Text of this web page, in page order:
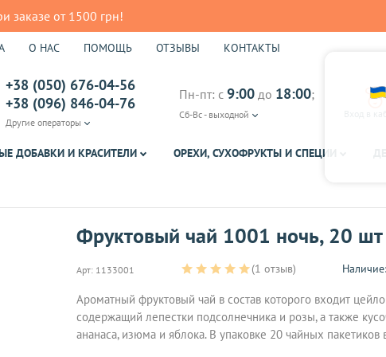
заказе от 1500 грн!
О НАС ПОМОЩЬ ОТЗЫВЫ КОНТАКТЫ
+38 (050) 676-04-56
+38 (096) 846-04-76
Другие операторы
Пн-пт: с 9:00 до 18:00;
Сб-Вс - выходной Вход в
ДОБАВКИ И КРАСИТЕЛИ ОРЕХИ, СУХОФРУКТЫ И СПЕЦИИ
Фруктовый чай 1001 ночь, 20 шт
Арт: 1133001 (1 отзыв) Наличие:
Ароматный фруктовый чай в состав которого входит
содержащий лепестки подсолнечника и розы, а также
ананаса, изюма и яблока. В упаковке 20 чайных